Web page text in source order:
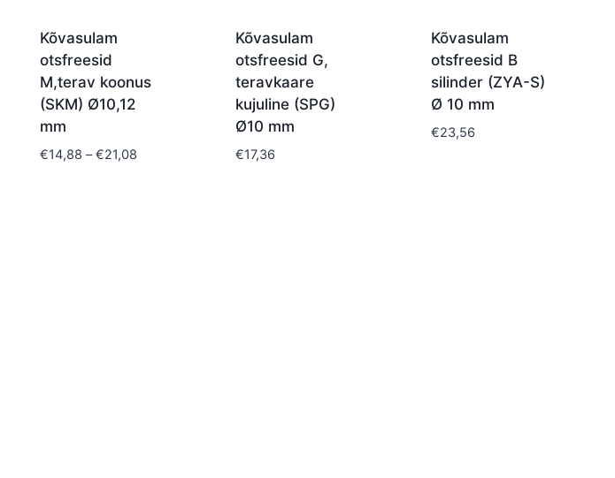
Kõvasulam
otsfreesid
M,terav koonus
(SKM) Ø10,12
mm
€14,88 – €21,08
Kõvasulam
otsfreesid G,
teravkaare
kujuline (SPG)
Ø10 mm
€17,36
Kõvasulam
otsfreesid B
silinder (ZYA-S)
Ø 10 mm
€23,56